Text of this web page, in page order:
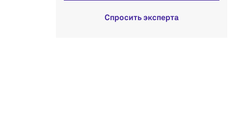
Спросить эксперта